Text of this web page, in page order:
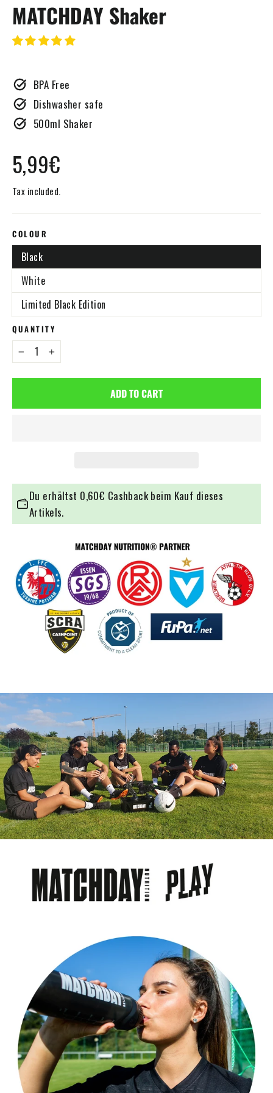
MATCHDAY Shaker
BPA Free
Dishwasher safe
500ml Shaker
Regular
price
5,99€
Tax included.
COLOUR
Black
White
Limited Black Edition
QUANTITY
− +
ADD TO CART
Du erhältst 0,60€ Cashback beim Kauf dieses
Artikels.